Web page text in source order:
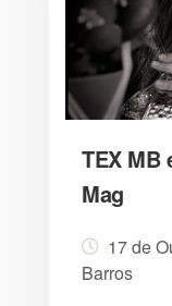
TEX MB
Mag
17 de
Barros